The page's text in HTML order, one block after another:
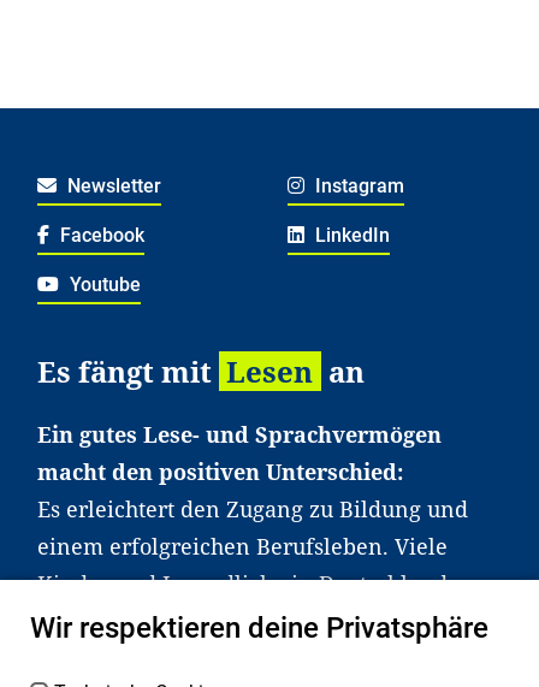
Newsletter Instagram
Facebook LinkedIn
Youtube
Es fängt mit Lesen an
Ein gutes Lese- und Sprachvermögen
macht den positiven Unterschied:
Es erleichtert den Zugang zu Bildung und
einem erfolgreichen Berufsleben. Viele
Kinder und Jugendliche in Deutschland
haben aber große Schwierigkeiten dabei.
Wir respektieren deine Privatsphäre